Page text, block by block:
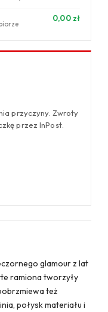
0,00 zł
przyczyny. Zwroty
przez InPost.
glamour z lat
ramiona tworzyły
też
połysk materiału i